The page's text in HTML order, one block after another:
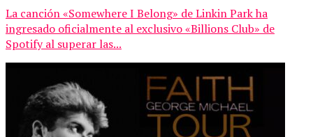
La canción «Somewhere I Belong» de Linkin Park ha
ingresado oficialmente al exclusivo «Billions Club» de
Spotify al superar las...